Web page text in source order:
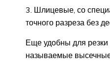
Шлицевые, со
точного разреза без
Еще удобны для
называемые